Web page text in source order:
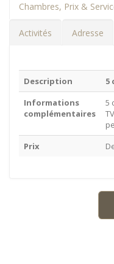
Chambres, Prix &
Activités Adresse
Description
5
Informations
complémentaires
5
Prix